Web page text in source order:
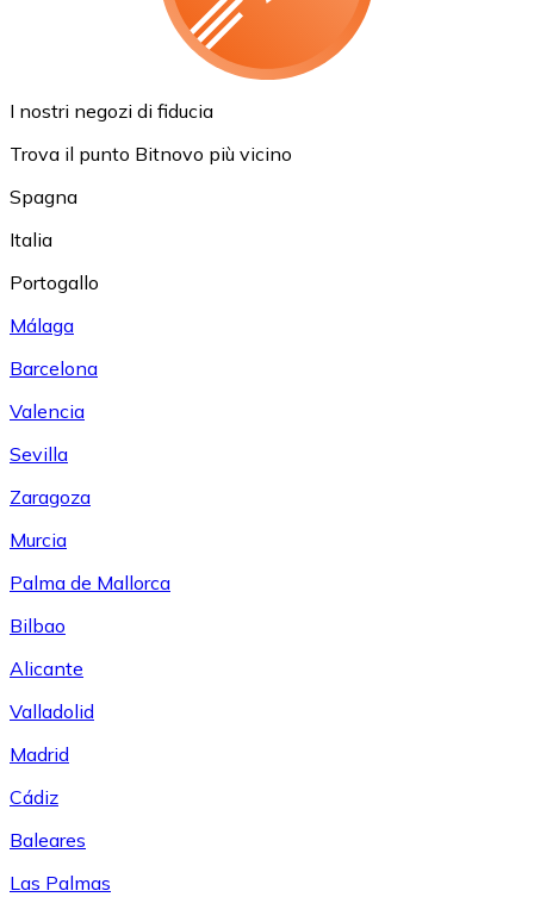
I nostri negozi di fiducia
Trova il punto Bitnovo più vicino
Spagna
Italia
Portogallo
Málaga
Barcelona
Valencia
Sevilla
Zaragoza
Murcia
Palma de Mallorca
Bilbao
Alicante
Valladolid
Madrid
Cádiz
Baleares
Las Palmas